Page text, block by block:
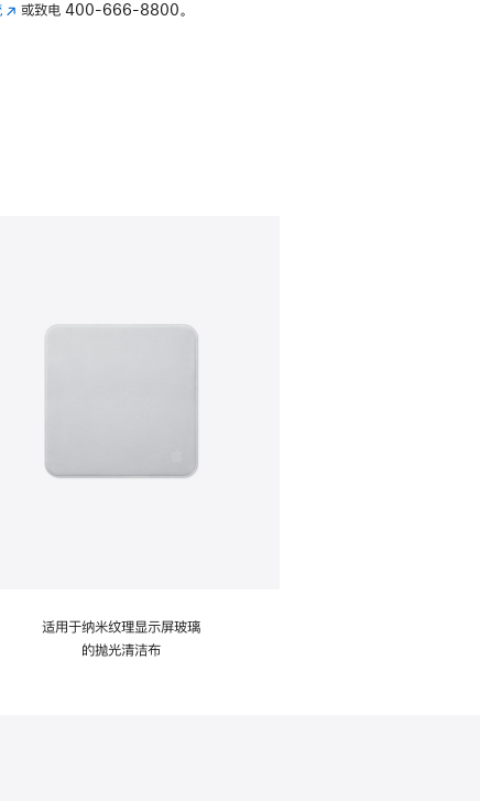
(在 或致电400-666-8800。
适用于纳米纹理显示屏玻璃
的抛光清洁布